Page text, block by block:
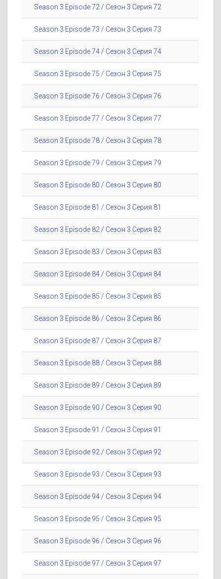
Season 3 Episode 72 / Сезон 3 Серия 72
Season 3 Episode 73 / Сезон 3 Серия 73
Season 3 Episode 74 / Сезон 3 Серия 74
Season 3 Episode 75 / Сезон 3 Серия 75
Season 3 Episode 76 / Сезон 3 Серия 76
Season 3 Episode 77 / Сезон 3 Серия 77
Season 3 Episode 78 / Сезон 3 Серия 78
Season 3 Episode 79 / Сезон 3 Серия 79
Season 3 Episode 80 / Сезон 3 Серия 80
Season 3 Episode 81 / Сезон 3 Серия 81
Season 3 Episode 82 / Сезон 3 Серия 82
Season 3 Episode 83 / Сезон 3 Серия 83
Season 3 Episode 84 / Сезон 3 Серия 84
Season 3 Episode 85 / Сезон 3 Серия 85
Season 3 Episode 86 / Сезон 3 Серия 86
Season 3 Episode 87 / Сезон 3 Серия 87
Season 3 Episode 88 / Сезон 3 Серия 88
Season 3 Episode 89 / Сезон 3 Серия 89
Season 3 Episode 90 / Сезон 3 Серия 90
Season 3 Episode 91 / Сезон 3 Серия 91
Season 3 Episode 92 / Сезон 3 Серия 92
Season 3 Episode 93 / Сезон 3 Серия 93
Season 3 Episode 94 / Сезон 3 Серия 94
Season 3 Episode 95 / Сезон 3 Серия 95
Season 3 Episode 96 / Сезон 3 Серия 96
Season 3 Episode 97 / Сезон 3 Серия 97